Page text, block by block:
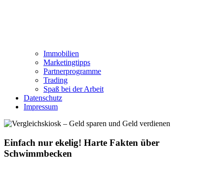
Immobilien
Marketingtipps
Partnerprogramme
Trading
Spaß bei der Arbeit
Datenschutz
Impressum
Einfach nur ekelig! Harte Fakten über
Schwimmbecken